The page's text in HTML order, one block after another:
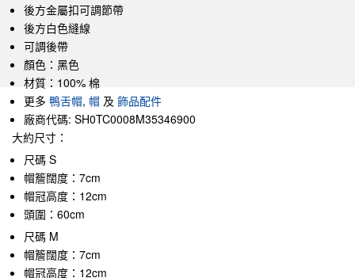
後方金屬扣可調節帶
後方白色縫線
可調後帶
顏色：黑色
材質：100% 棉
更多 鴨舌帽, 帽 及 飾品配件
廠商代碼: SH0TC0008M35346900
大約尺寸：
尺碼 S
帽簷闊度：7cm
帽冠高度：12cm
頭圍：60cm
尺碼 M
帽簷闊度：7cm
帽冠高度：12cm